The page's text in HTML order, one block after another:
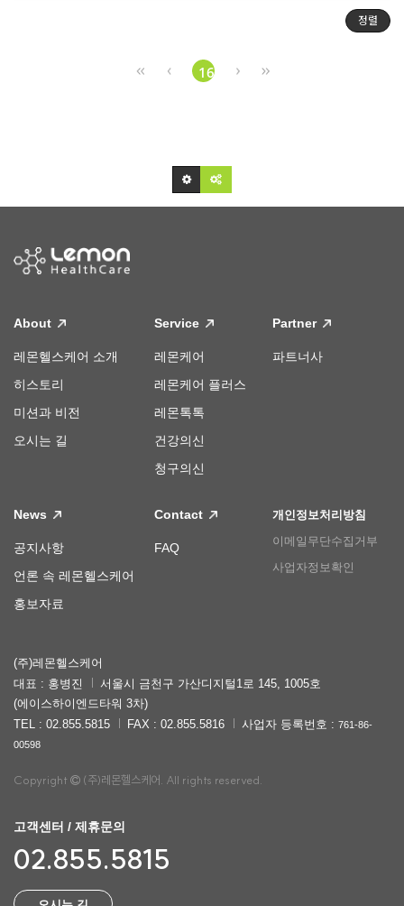
정렬
16
About
레몬헬스케어 소개
히스토리
미션과 비전
오시는 길
Service
레몬케어
레몬케어 플러스
레몬톡톡
건강의신
청구의신
Partner
파트너사
News
공지사항
언론 속 레몬헬스케어
홍보자료
Contact
FAQ
개인정보처리방침
이메일무단수집거부
사업자정보확인
(주)레몬헬스케어
대표 : 홍병진
서울시 금천구 가산디지털1로 145, 1005호
(에이스하이엔드타워 3차)
TEL : 02.855.5815
FAX : 02.855.5816 사업자 등록번호 : 761-86-
00598
Copyright (주)레몬헬스케어. All rights reserved.
고객센터 / 제휴문의
02.855.5815